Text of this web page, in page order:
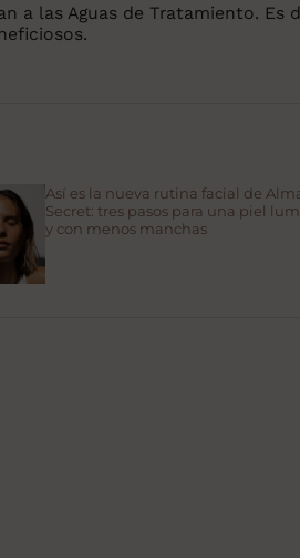
a las Aguas de Tratamiento. Es
Así es la nueva rutina facial de
Secret: tres pasos para una piel
y con menos manchas